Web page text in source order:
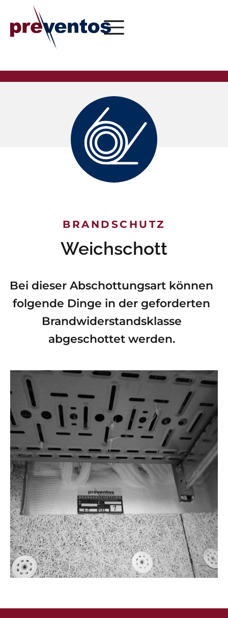
BRANDSCHUTZ
Weichschott
Bei dieser Abschottungsart können
folgende Dinge in der geforderten
Brandwiderstandsklasse
abgeschottet werden.